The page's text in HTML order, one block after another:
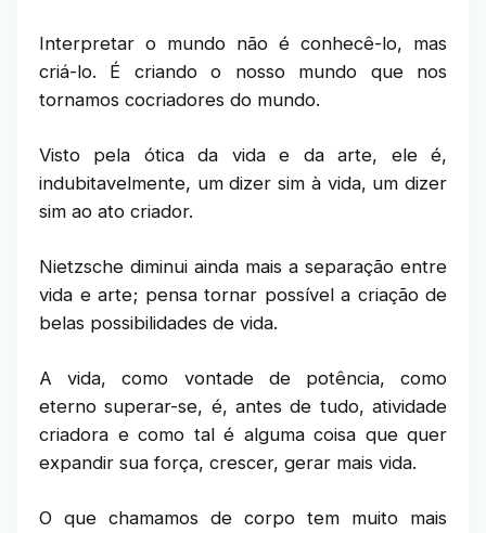
Interpretar o mundo não é conhecê-lo, mas
criá-lo. É criando o nosso mundo que nos
tornamos cocriadores do mundo.
Visto pela ótica da vida e da arte, ele é,
indubitavelmente, um dizer sim à vida, um dizer
sim ao ato criador.
Nietzsche diminui ainda mais a separação entre
vida e arte; pensa tornar possível a criação de
belas possibilidades de vida.
A vida, como vontade de potência, como
eterno superar-se, é, antes de tudo, atividade
criadora e como tal é alguma coisa que quer
expandir sua força, crescer, gerar mais vida.
O que chamamos de corpo tem muito mais